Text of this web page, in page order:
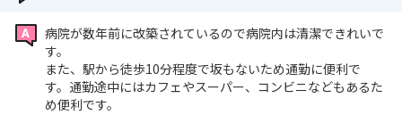
病院が数年前に改築されているので病院内は清潔できれいで
す。
また、駅から徒歩10分程度で坂もないため通勤に便利で
す。通勤途中にはカフェやスーパー、コンビニなどもあるた
め便利です。